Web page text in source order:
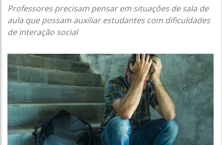
Professores precisam pensar em situações de sala de
aula que possam auxiliar estudantes com dificuldades
de interação social